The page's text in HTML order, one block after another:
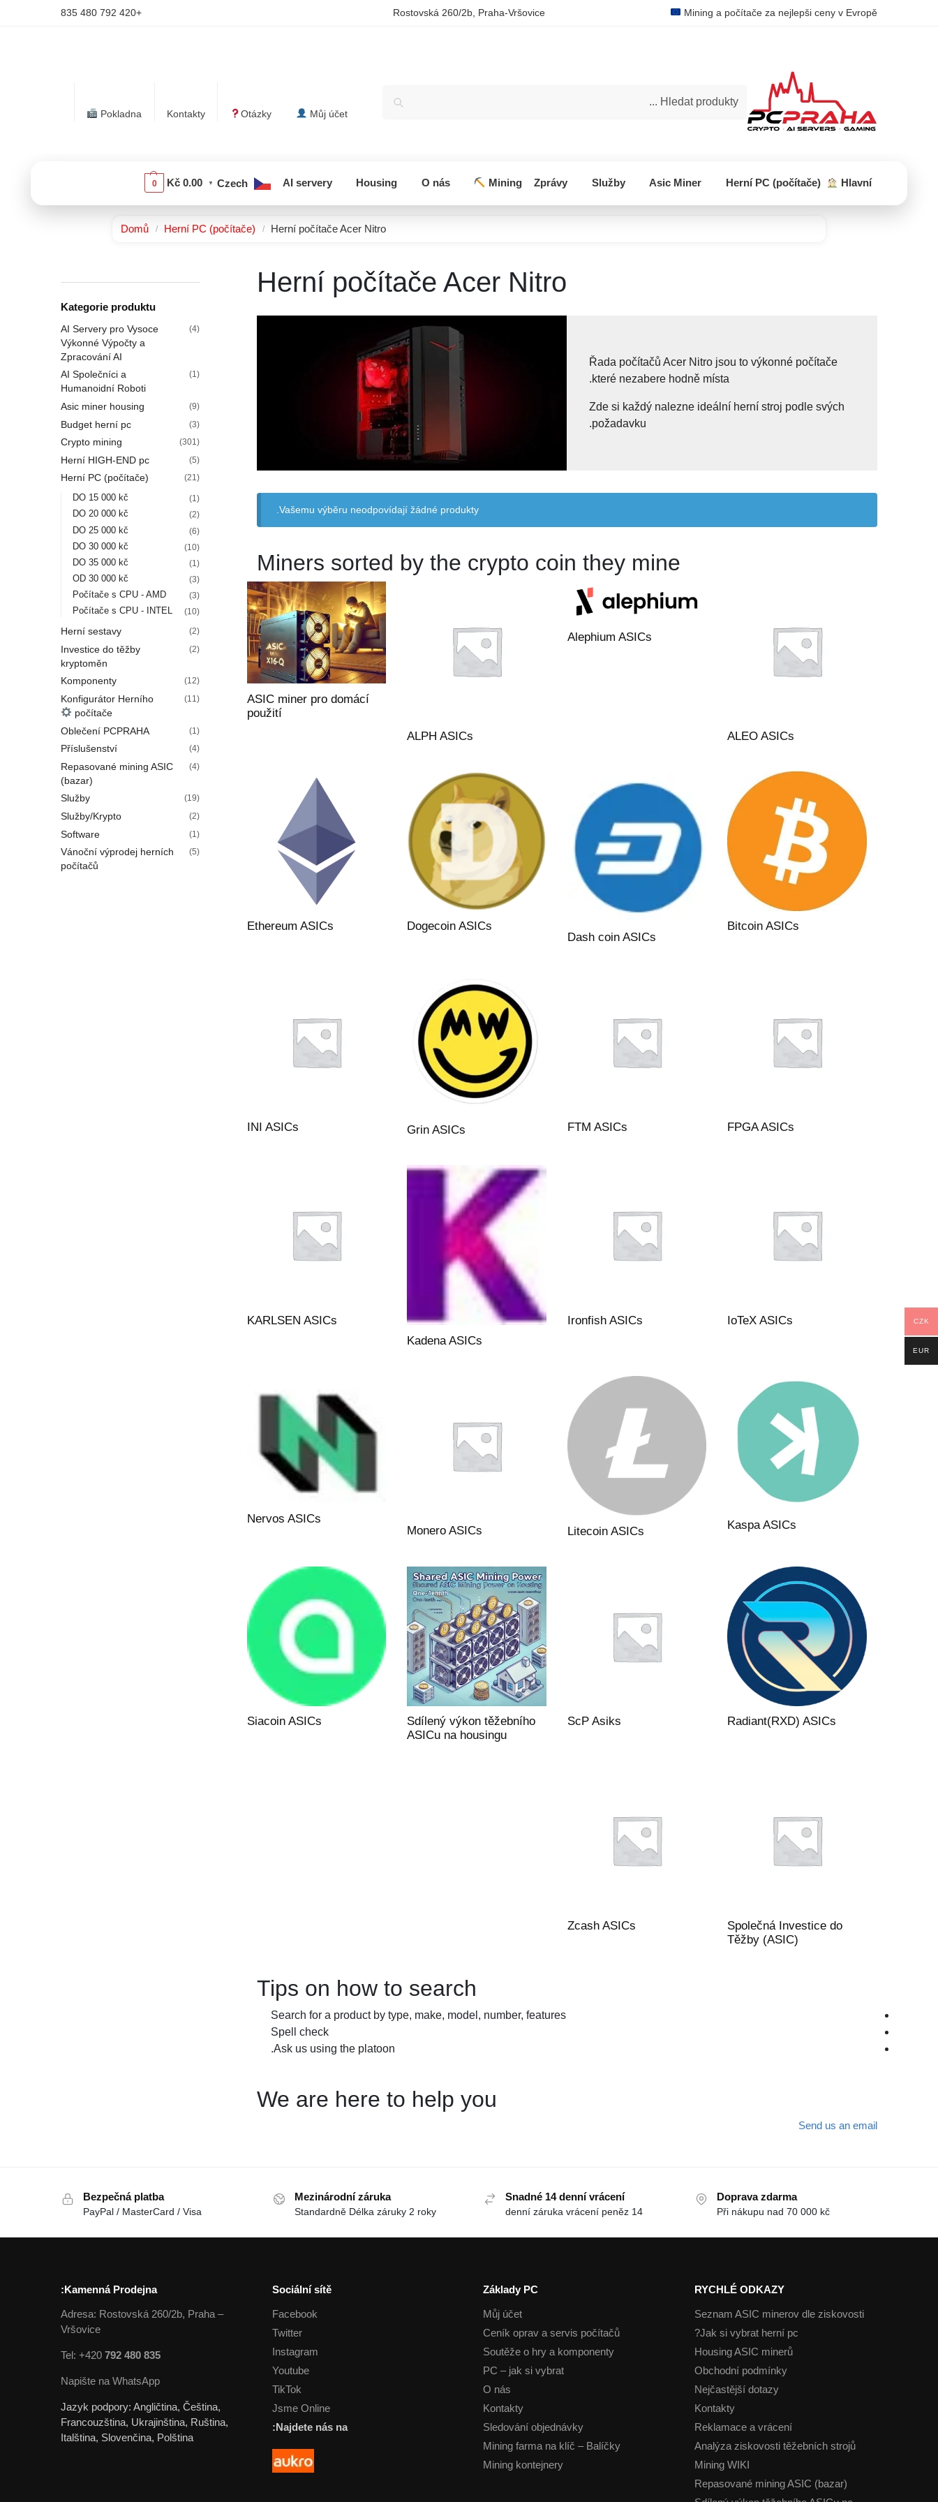
Mining a počítače za nejlepši ceny v Evropě
Rostovská 260/2b, Praha-Vršovice
+420 792 480 835
Můj účet
Otázky
Kontakty
Pokladna
Hlavní
Herní PC (počítače)
Asic Miner
Služby
Zprávy
Mining
O nás
Housing
AI servery
Czech
▼
0.00
Kč
0
Domů / Herní PC (počítače) / Herní počítače Acer Nitro
Herní počítače Acer Nitro
Řada počítačů Acer Nitro jsou to výkonné počítače
které nezabere hodně místa.
Zde si každý nalezne ideální herní stroj podle svých
požadavku.
Vašemu výběru neodpovídají žádné produkty.
Miners sorted by the crypto coin they mine
ALEO ASICs
Alephium ASICs
ALPH ASICs
ASIC miner pro domácí
použití
Bitcoin ASICs
Dash coin ASICs
Dogecoin ASICs
Ethereum ASICs
FPGA ASICs
FTM ASICs
Grin ASICs
INI ASICs
IoTeX ASICs
Ironfish ASICs
Kadena ASICs
KARLSEN ASICs
Kaspa ASICs
Litecoin ASICs
Monero ASICs
Nervos ASICs
Radiant(RXD) ASICs
ScP Asiks
Sdílený výkon těžebního
ASICu na housingu
Siacoin ASICs
Společná Investice do
Těžby (ASIC)
Zcash ASICs
Tips on how to search
Search for a product by type, make, model, number, features
Spell check
Ask us using the platoon.
We are here to help you
Send us an email
Kategorie produktu
AI Servery pro Vysoce
Výkonné Výpočty a
Zpracování AI
(4)
AI Společníci a
Humanoidní Roboti
(1)
Asic miner housing (9)
Budget herní pc (3)
Crypto mining (301)
Herní HIGH-END pc (5)
Herní PC (počítače) (21)
DO 15 000 kč (1)
DO 20 000 kč (2)
DO 25 000 kč (6)
DO 30 000 kč (10)
DO 35 000 kč (1)
OD 30 000 kč (3)
Počítače s CPU - AMD (3)
Počítače s CPU - INTEL (10)
Herní sestavy (2)
Investice do těžby
kryptoměn
(2)
Komponenty (12)
Konfigurátor Herního
počítače
(11)
Oblečení PCPRAHA (1)
Příslušenství (4)
Repasované mining ASIC
(bazar)
(4)
Služby (19)
Služby/Krypto (2)
Software (1)
Vánoční výprodej herních
počítačů
(5)
Doprava zdarma
Při nákupu nad 70 000 kč
Snadné 14 denní vrácení
14 denní záruka vrácení peněz
Mezinárodní záruka
Standardně Délka záruky 2 roky
Bezpečná platba
PayPal / MasterCard / Visa
RYCHLÉ ODKAZY
Seznam ASIC minerov dle ziskovosti
Jak si vybrat herní pc?
Housing ASIC minerů
Obchodní podmínky
Nejčastější dotazy
Kontakty
Reklamace a vrácení
Analýza ziskovosti těžebních strojů
Mining WIKI
Repasované mining ASIC (bazar)
Základy PC
Můj účet
Ceník oprav a servis počítačů
Soutěže o hry a komponenty
PC – jak si vybrat
O nás
Kontakty
Sledování objednávky
Mining farma na klíč – Balíčky
Mining kontejnery
Sociální sítě
Facebook
Twitter
Instagram
Youtube
TikTok
Jsme Online
Najdete nás na:
Kamenná Prodejna:
Adresa: Rostovská 260/2b, Praha –
Vršovice
Tel: +420 792 480 835
Napište na WhatsApp
Jazyk podpory: Angličtina, Čeština,
Francouzština, Ukrajinština, Ruština,
Italština, Slovenčina, Polština
CZK
EUR